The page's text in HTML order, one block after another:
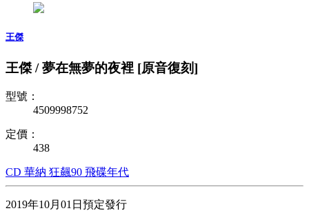
王傑
王傑 / 夢在無夢的夜裡 [原音復刻]
型號：
4509998752
定價：
438
CD 華納 狂飆90 飛碟年代
2019年10月01日預定發行